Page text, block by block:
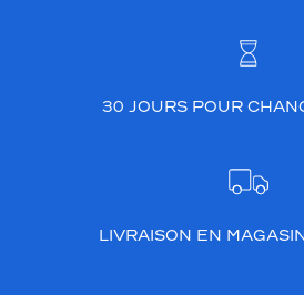
30 JOURS POUR
LIVRAISON EN